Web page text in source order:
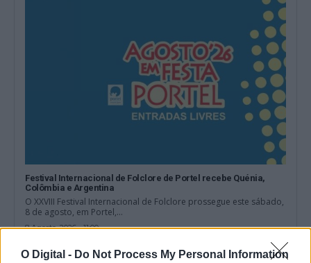
O Digital - Do Not Process My Personal Information
Festival Internacional de Folclore de Portel recebe Quénia,
Colômbia e Argentina
O XXVIII Festival Internacional de Folclore prossegue este sábado,
8 de agosto, em Portel,...
8 Agosto, 2026 - 11:00